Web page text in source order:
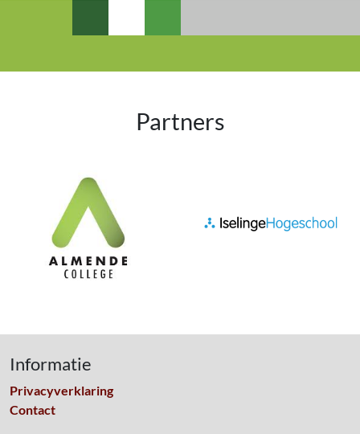
Partners
Informatie
Privacyverklaring
Contact